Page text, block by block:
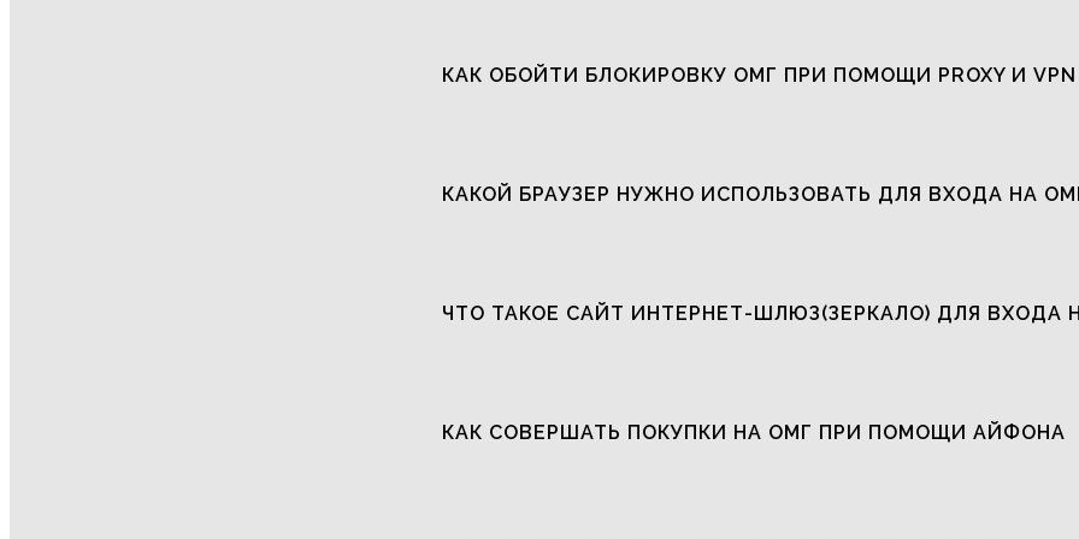
КАК ОБОЙТИ БЛОКИРОВКУ ОМГ ПРИ ПОМОЩИ PROXY И VPN
КАКОЙ БРАУЗЕР НУЖНО ИСПОЛЬЗОВАТЬ ДЛЯ ВХОДА НА
ЧТО ТАКОЕ САЙТ ИНТЕРНЕТ-ШЛЮЗ(ЗЕРКАЛО) ДЛЯ ВХОДА
КАК СОВЕРШАТЬ ПОКУПКИ НА ОМГ ПРИ ПОМОЩИ АЙФОНА